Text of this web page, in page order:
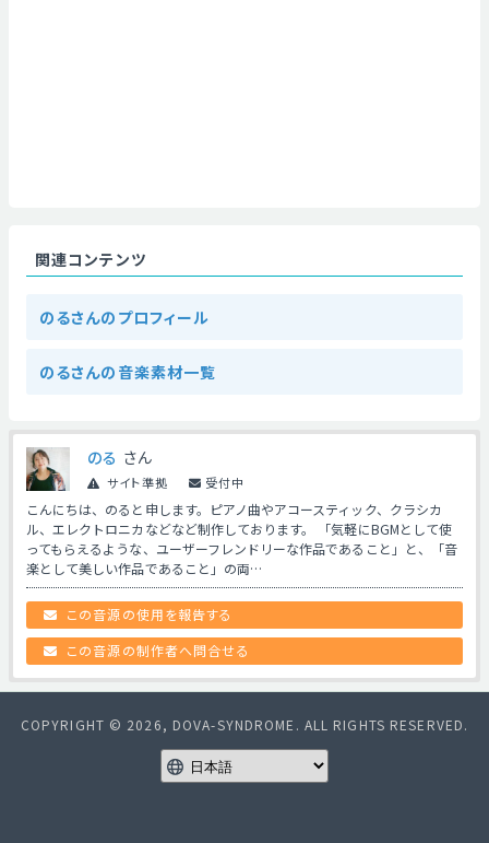
関連コンテンツ
のるさんのプロフィール
のるさんの音楽素材一覧
のる さん
サイト準拠 受付中
こんにちは、のると申します。ピアノ曲やアコースティック、クラシカ
ル、エレクトロニカなどなど制作しております。 「気軽にBGMとして使
ってもらえるような、ユーザーフレンドリーな作品であること」と、「音
楽として美しい作品であること」の両…
この音源の使用を報告する
この音源の制作者へ問合せる
COPYRIGHT © 2026, DOVA-SYNDROME. ALL RIGHTS RESERVED.